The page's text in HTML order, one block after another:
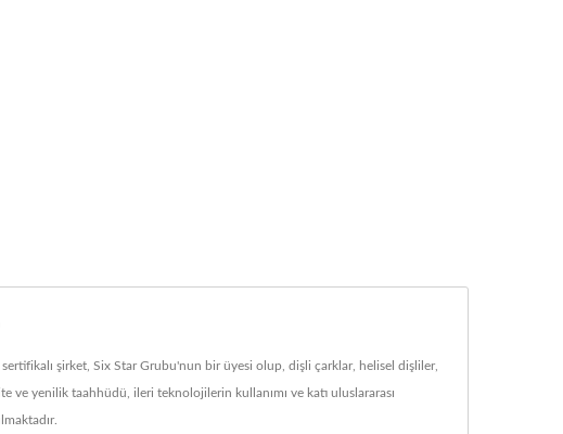
şirket, Six Star Grubu'nun bir üyesi olup, dişli çarklar, helisel dişliler,
ve yenilik taahhüdü, ileri teknolojilerin kullanımı ve katı uluslararası